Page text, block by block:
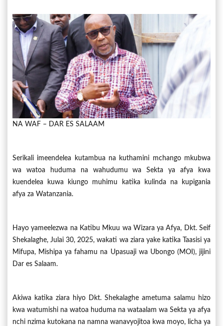
NA WAF – DAR ES SALAAM
Serikali imeendelea kutambua na kuthamini mchango mkubwa
wa watoa huduma na wahudumu wa Sekta ya afya kwa
kuendelea kuwa kiungo muhimu katika kulinda na kupigania
afya za Watanzania.
Hayo yameelezwa na Katibu Mkuu wa Wizara ya Afya, Dkt. Seif
Shekalaghe, Julai 30, 2025, wakati wa ziara yake katika Taasisi ya
Mifupa, Mishipa ya fahamu na Upasuaji wa Ubongo (MOI), jijini
Dar es Salaam.
Akiwa katika ziara hiyo Dkt. Shekalaghe ametuma salamu hizo
kwa watumishi na watoa huduma na wataalam wa Sekta ya afya
nchi nzima kutokana na namna wanavyojitoa kwa moyo, licha ya